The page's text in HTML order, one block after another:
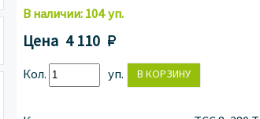
В наличии: 104 уп.
Цена 4 110 
Кол. уп.